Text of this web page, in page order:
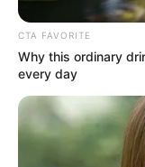
ACTIVAR
TEMAS
CTA FAVORITE
Why this ordinary
every day